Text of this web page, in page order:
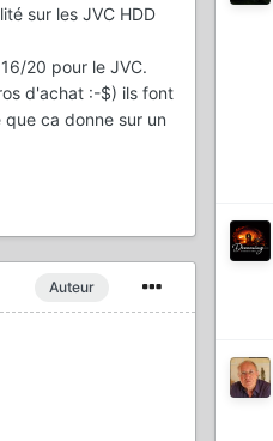
sur les JVC HDD
20 pour le JVC.
d'achat :-$) ils font
ca donne sur un
Auteur